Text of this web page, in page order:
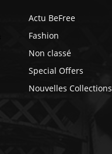
Actu BeFree
Fashion
Non classé
Special Offers
Nouvelles Collections